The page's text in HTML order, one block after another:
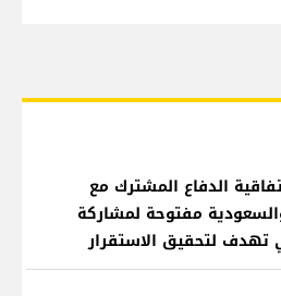
الدفاع المشترك مع
مفتوحة لمشاركة
تهدف لتحقيق الاستقرار